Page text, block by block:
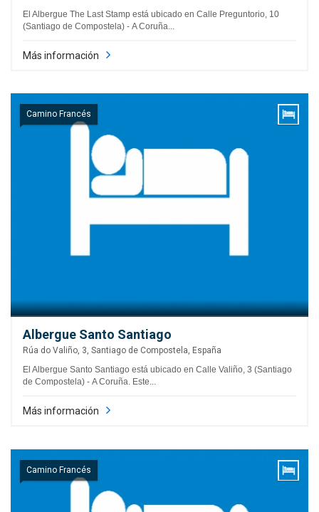
El Albergue The Last Stamp está ubicado en Calle Preguntorio, 10
(Santiago de Compostela) - A Coruña...
Más información
Camino Francés
Albergue Santo Santiago
Rúa do Valiño, 3, Santiago de Compostela, España
El Albergue Santo Santiago está ubicado en Calle Valiño, 3 (Santiago
de Compostela) - A Coruña. Este...
Más información
Camino Francés